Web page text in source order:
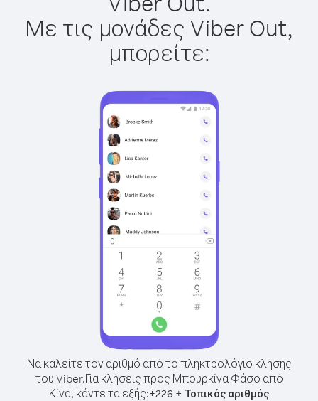
Με τις μονάδες Viber Out,
μπορείτε:
Να καλείτε τον αριθμό από το πληκτρολόγιο κλήσης
του Viber.Για κλήσεις προς Μπουρκίνα Φάσο από
Κίνα, κάντε τα εξής:+226 + Τοπικός αριθμός